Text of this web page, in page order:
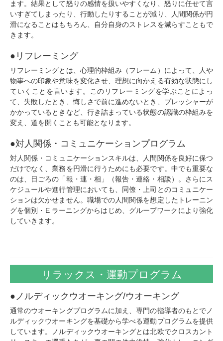
ます。結果として怒りの感情を扱いやすくなり、怒りに任せて言
いすぎてしまったり、行動したりすることが減り、人間関係が円
滑になることはもちろん、自分自身のストレスを減らすこともで
きます。
●リフレーミング
リフレーミングとは、心理的枠組み（フレーム）によって、人や
物事への印象や意味を変化させ、理想に向かえる有効な状態にし
ていくことを言います。このリフレーミングを学ぶことによっ
て、失敗したとき、悔しさで前に進めないとき、プレッシャーが
かかっているときなど、行き詰まっている状態の認識の枠組みを
変え、道を開くことも可能となります。
●対人関係・コミュニケーションプログラム
対人関係・コミュニケーションスキルは、人間関係を良好に保つ
だけでなく、業務を円滑に行うためにも必要です。中でも重要な
のは、日ごろの「報・連・相」（報告・連絡・相談）。さらにス
ケジュールや進行管理においても、同僚・上司とのコミュニケー
ションは欠かせません。職場での人間関係を想定したトレーニン
グを個別・E ラーニングからはじめ、グループワークにより強化
していきます。
リラックス・ 運動プログラム
●ノルディックウオーキング/ウオーキング
通常のウオーキングプログラムに加え、専門の指導者のもとでノ
ルディックウオーキングを基礎から学べる運動プログラムを提供
しています。ノルディックウオーキングとは北欧でクロスカント